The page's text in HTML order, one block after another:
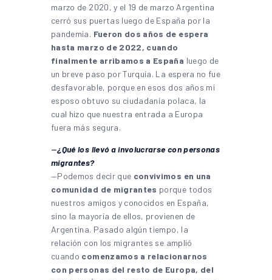
marzo de 2020, y el 19 de marzo Argentina
cerró sus puertas luego de España por la
pandemia. Fueron dos años de espera
hasta marzo de 2022, cuando
finalmente arribamos a España luego de
un breve paso por Turquía. La espera no fue
desfavorable, porque en esos dos años mi
esposo obtuvo su ciudadanía polaca, la
cual hizo que nuestra entrada a Europa
fuera más segura.
—¿Qué los llevó a involucrarse con personas
migrantes?
—Podemos decir que convivimos en una
comunidad de migrantes porque todos
nuestros amigos y conocidos en España,
sino la mayoría de ellos, provienen de
Argentina. Pasado algún tiempo, la
relación con los migrantes se amplió
cuando comenzamos a relacionarnos
con personas del resto de Europa, del